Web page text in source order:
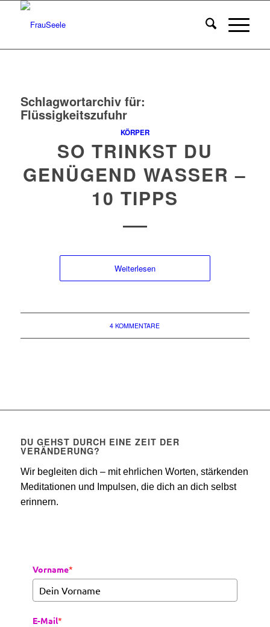
Schlagwortarchiv für:
Flüssigkeitszufuhr
KÖRPER
SO TRINKST DU
GENÜGEND WASSER –
10 TIPPS
Weiterlesen
4 KOMMENTARE
DU GEHST DURCH EINE ZEIT DER
VERÄNDERUNG?
Wir begleiten dich – mit ehrlichen Worten, stärkenden
Meditationen und Impulsen, die dich an dich selbst
erinnern.
Vorname*
E-Mail*